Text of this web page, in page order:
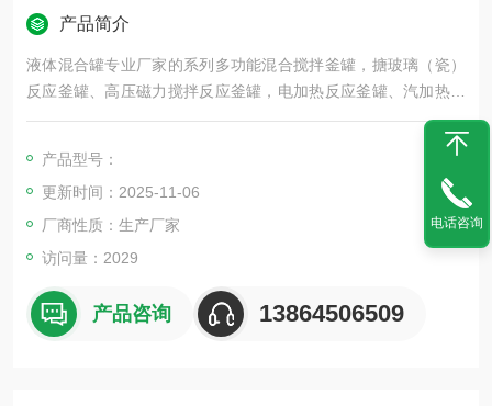
产品简介
液体混合罐专业厂家的系列多功能混合搅拌釜罐，搪玻璃（瓷）
反应釜罐、高压磁力搅拌反应釜罐，电加热反应釜罐、汽加热反
应釜罐、导热油加热反应釜罐、半圆管/外盘管加热反应釜罐、水
加热反应釜罐、*加热反应釜罐开发设计与制造，该系列反应釜主
要应用于水解、中和、蒸馏、储存、合成、加聚、缩聚、烃化、
聚合、缩合、固氮、萃取、聚合、氢化、硝化,卤化、磺化,氨化,
酰化,氰化等化工反应过程。
产品型号：
更新时间：2025-11-06
厂商性质：生产厂家
访问量：2029
产品咨询 13864506509
电话咨询